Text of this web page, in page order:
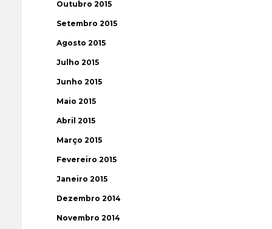
Outubro 2015
Setembro 2015
Agosto 2015
Julho 2015
Junho 2015
Maio 2015
Abril 2015
Março 2015
Fevereiro 2015
Janeiro 2015
Dezembro 2014
Novembro 2014